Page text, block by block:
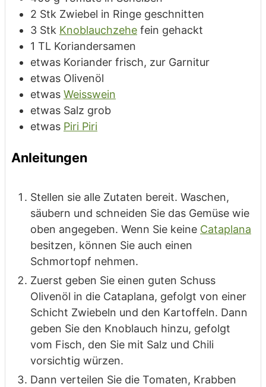
2 Stk Zwiebel in Ringe geschnitten
3 Stk Knoblauchzehe fein gehackt
1 TL Koriandersamen
etwas Koriander frisch, zur Garnitur
etwas Olivenöl
etwas Weisswein
etwas Salz grob
etwas Piri Piri
Anleitungen
Stellen sie alle Zutaten bereit. Waschen,
säubern und schneiden Sie das Gemüse wie
oben angegeben. Wenn Sie keine Cataplana
besitzen, können Sie auch einen
Schmortopf nehmen.
Zuerst geben Sie einen guten Schuss
Olivenöl in die Cataplana, gefolgt von einer
Schicht Zwiebeln und den Kartoffeln. Dann
geben Sie den Knoblauch hinzu, gefolgt
vom Fisch, den Sie mit Salz und Chili
vorsichtig würzen.
Dann verteilen Sie die Tomaten, Krabben